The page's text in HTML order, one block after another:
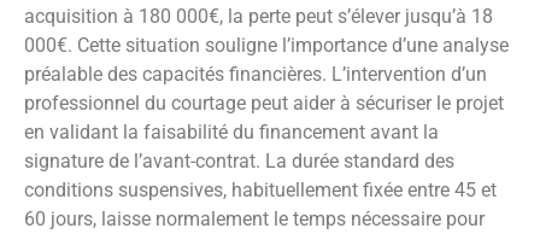
acquisition à 180 000€, la perte peut s’élever jusqu’à 18
000€. Cette situation souligne l’importance d’une analyse
préalable des capacités financières. L’intervention d’un
professionnel du courtage peut aider à sécuriser le projet
en validant la faisabilité du financement avant la
signature de l’avant-contrat. La durée standard des
conditions suspensives, habituellement fixée entre 45 et
60 jours, laisse normalement le temps nécessaire pour